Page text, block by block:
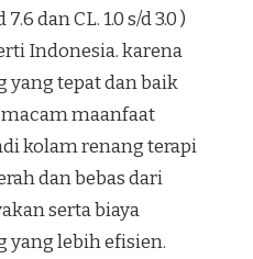
dan CL. 1.0 s/d 3.0 )
Indonesia. karena
yang tepat dan baik
maanfaat
kolam renang terapi
dan bebas dari
serta biaya
yang lebih efisien.